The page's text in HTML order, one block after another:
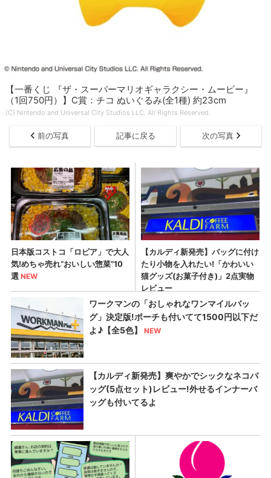
【一番くじ 『ザ・スーパーマリオギャラクシー・ムービー』
（1回750円）】C賞：チコ ぬいぐるみ(全1種) 約23cm
(C) Nintendo and Universal City Studios LLC. All Rights Reserved.
前の写真 記事に戻る 次の写真